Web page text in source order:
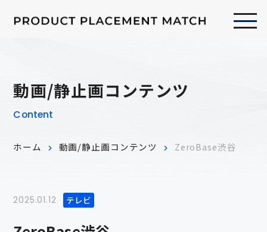
動画/静止画コンテンツ
Content
ホーム 動画/静止画コンテンツ ZeroBase渋谷
2025.01.12 テレビ